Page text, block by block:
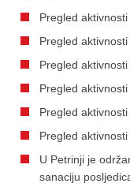
Pregled
Pregled
Pregled
Pregled
Pregled
Pregled
U Petrinji je
sanaciju